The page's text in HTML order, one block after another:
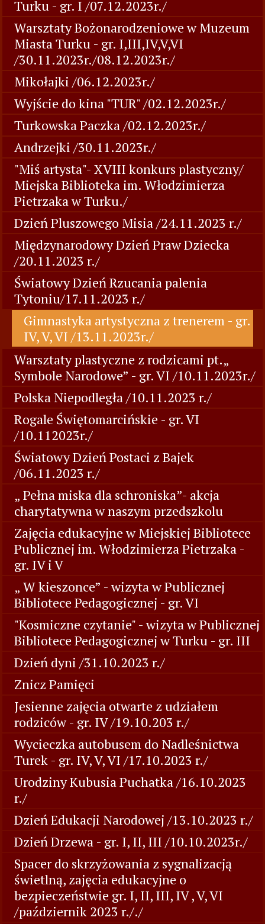
Turku - gr. I /07.12.2023r./
Warsztaty Bożonarodzeniowe w Muzeum
Miasta Turku - gr. I,III,IV,V,VI
/30.11.2023r./08.12.2023r./
Mikołajki /06.12.2023r./
Wyjście do kina "TUR" /02.12.2023r./
Turkowska Paczka /02.12.2023r./
Andrzejki /30.11.2023r./
"Miś artysta"- XVIII konkurs plastyczny/
Miejska Biblioteka im. Włodzimierza
Pietrzaka w Turku./
Dzień Pluszowego Misia /24.11.2023 r./
Międzynarodowy Dzień Praw Dziecka
/20.11.2023 r./
Światowy Dzień Rzucania palenia
Tytoniu/17.11.2023 r./
Gimnastyka artystyczna z trenerem - gr.
IV, V, VI /13.11.2023r./
Warsztaty plastyczne z rodzicami pt.„
Symbole Narodowe” - gr. VI /10.11.2023r./
Polska Niepodległa /10.11.2023 r./
Rogale Świętomarcińskie - gr. VI
/10.112023r./
Światowy Dzień Postaci z Bajek
/06.11.2023 r./
„ Pełna miska dla schroniska”- akcja
charytatywna w naszym przedszkolu
Zajęcia edukacyjne w Miejskiej Bibliotece
Publicznej im. Włodzimierza Pietrzaka -
gr. IV i V
„ W kieszonce” - wizyta w Publicznej
Bibliotece Pedagogicznej - gr. VI
"Kosmiczne czytanie" - wizyta w Publicznej
Bibliotece Pedagogicznej w Turku - gr. III
Dzień dyni /31.10.2023 r./
Znicz Pamięci
Jesienne zajęcia otwarte z udziałem
rodziców - gr. IV /19.10.203 r./
Wycieczka autobusem do Nadleśnictwa
Turek - gr. IV, V, VI /17.10.2023 r./
Urodziny Kubusia Puchatka /16.10.2023
r./
Dzień Edukacji Narodowej /13.10.2023 r./
Dzień Drzewa - gr. I, II, III /10.10.2023r./
Spacer do skrzyżowania z sygnalizacją
świetlną, zajęcia edukacyjne o
bezpieczeństwie gr. I, II, III, IV , V, VI
/październik 2023 r././